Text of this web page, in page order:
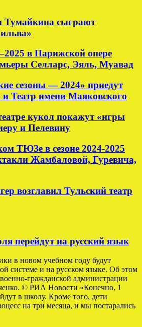
сыграют
в Парижской опере
Селларс, Эяль, Муавад
сезоны — 2024» приедут
Театр имени Маяковского
кукол покажут «игры
и Пелевину
ТЮЗе в сезоне 2024-2025
Жамбаловой, Гуревича,
возглавил Тульский театр
перейдут на русский язык
в новом учебном году будут
системе и на русском языке. Об этом
гражданской администрации
© РИА Новости «Конечно, 1
в школу. Кроме того, дети
на три месяца, и мы постарались